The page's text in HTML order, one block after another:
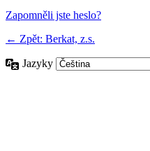
Zapomněli jste heslo?
← Zpět: Berkat, z.s.
Jazyky